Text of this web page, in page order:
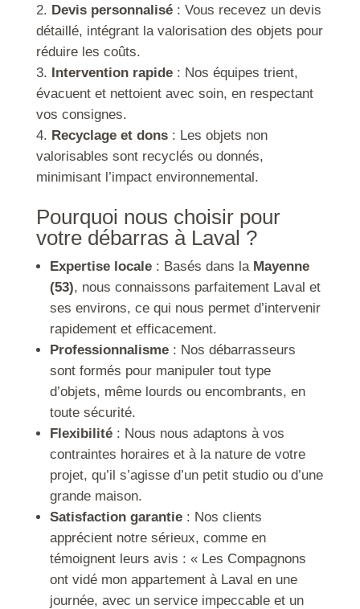
Devis personnalisé: Vous recevez un devis
détaillé, intégrant la valorisation des objets pour
réduire les coûts.
Intervention rapide: Nos équipes trient,
évacuent et nettoient avec soin, en respectant
vos consignes.
Recyclage et dons: Les objets non
valorisables sont recyclés ou donnés,
minimisant l’impact environnemental.
Pourquoi nous choisir pour
votre débarras à Laval ?
Expertise locale: Basés dans la Mayenne
(53), nous connaissons parfaitement Laval et
ses environs, ce qui nous permet d’intervenir
rapidement et efficacement.
Professionnalisme: Nos débarrasseurs
sont formés pour manipuler tout type
d’objets, même lourds ou encombrants, en
toute sécurité.
Flexibilité: Nous nous adaptons à vos
contraintes horaires et à la nature de votre
projet, qu’il s’agisse d’un petit studio ou d’une
grande maison.
Satisfaction garantie: Nos clients
apprécient notre sérieux, comme en
témoignent leurs avis : « Les Compagnons
ont vidé mon appartement à Laval en une
journée, avec un service impeccable et un